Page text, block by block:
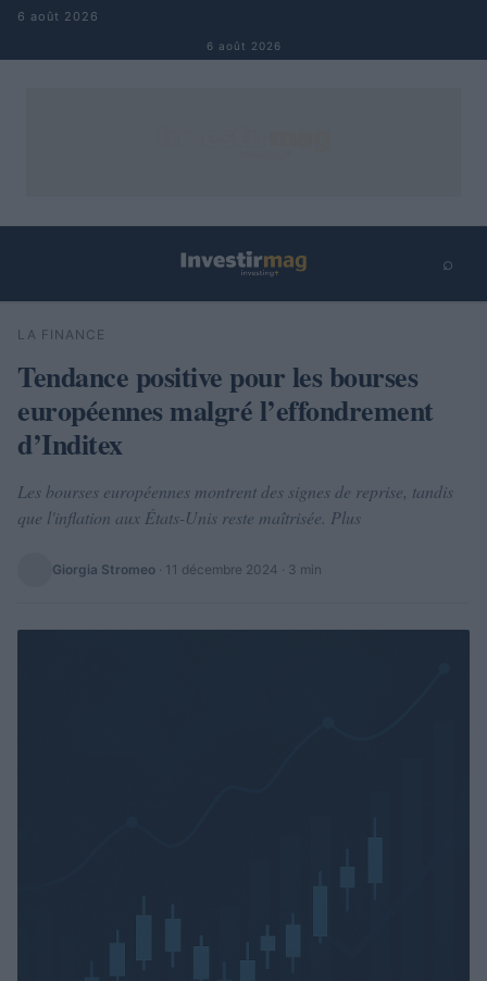
Aller au contenu
6 août 2026
6 août 2026
⌕
Rechercher
LA FINANCE
Tendance positive pour les bourses
européennes malgré l’effondrement
d’Inditex
Les bourses européennes montrent des signes de reprise, tandis
que l'inflation aux États-Unis reste maîtrisée. Plus
Giorgia Stromeo · 11 décembre 2024 · 3 min